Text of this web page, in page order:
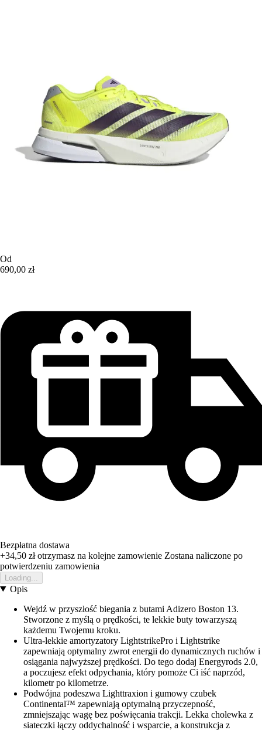
Od
690,00 zł
Bezpłatna dostawa
+34,50 złotrzymasz na kolejne zamowienie Zostana naliczone po
potwierdzeniu zamowienia
Loading...
Opis
Wejdź w przyszłość biegania z butami Adizero Boston 13.
Stworzone z myślą o prędkości, te lekkie buty towarzyszą
każdemu Twojemu kroku.
Ultra-lekkie amortyzatory LightstrikePro i Lightstrike
zapewniają optymalny zwrot energii do dynamicznych ruchów i
osiągania najwyższej prędkości. Do tego dodaj Energyrods 2.0,
a poczujesz efekt odpychania, który pomoże Ci iść naprzód,
kilometr po kilometrze.
Podwójna podeszwa Lighttraxion i gumowy czubek
Continental™ zapewniają optymalną przyczepność,
zmniejszając wagę bez poświęcania trakcji. Lekka cholewka z
siateczki łączy oddychalność i wsparcie, a konstrukcja z